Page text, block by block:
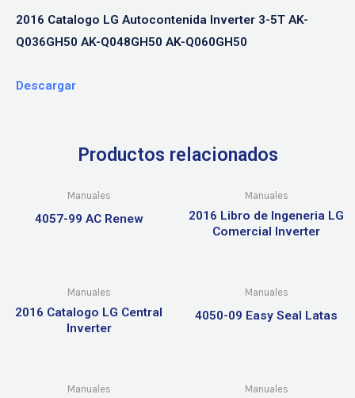
2016 Catalogo LG Autocontenida Inverter 3-5T AK-
Q036GH50 AK-Q048GH50 AK-Q060GH50
Descargar
Productos relacionados
Manuales
4057-99 AC Renew
Manuales
2016 Libro de Ingeneria LG
Comercial Inverter
Manuales
2016 Catalogo LG Central
Inverter
Manuales
4050-09 Easy Seal Latas
Manuales Manuales